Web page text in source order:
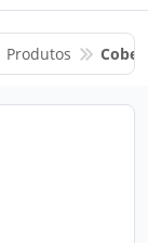
Produtos